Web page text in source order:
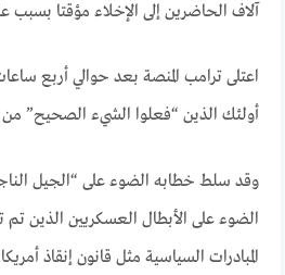
آلاف الحاضرين إلى الإخلاء مؤقتا
اعتلى ترامب المنصة بعد حوالي أربع
أولئك الذين “فعلوا الشيء الصحيح” من
وقد سلط خطابه الضوء على “الجيل
الضوء على الأبطال العسكريين الذين
المبادرات السياسية مثل قانون إنقاذ